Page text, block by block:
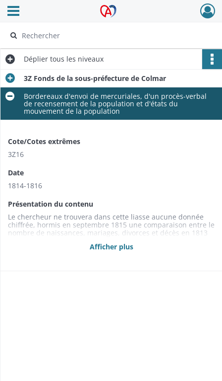
Archives Alsace - Colmar
Ouvrir le menu déroulant
Déplier tous les niveaux
3Z Fonds de la sous-préfecture de Colmar
Bordereaux d'envoi de mercuriales, d'un procès-verbal
de recensement de la population et d'états du
mouvement de la population
Cote/Cotes extrêmes
3Z16
Date
1814-1816
Présentation du contenu
Le chercheur ne trouvera dans cette liasse aucune donnée
chiffrée, hormis en septembre 1815 une comparaison entre le
nombre de naissances, mariages, divorces et décès en 1813
Afficher plus